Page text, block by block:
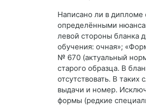
Написано ли в
определёнными
левой стороны бланка
обучения: очная»;
№ 670 (актуальный
старого образца. В
отсутствовать. В
выдачи и номер.
формы (редкие